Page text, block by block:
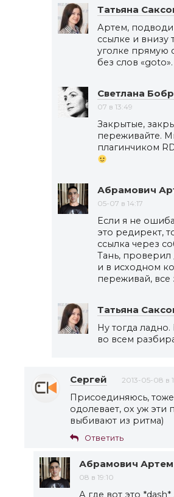
Татьяна
Артем,
ссылке и внизу
уголке прямую
без слов «goto».
Cветлана
07 в 13:49
Закрытые,
переживайте.
плагинчиком
Абрамович
05-07 в 14:17
Если я не
это редирект,
ссылка через
Тань, проверил
и в исходном
переживай, все
Татьяна
Ну тогда
во всем
Сергей 2013-05-08 в
Присоединяюсь,
одолевает, ох уж эти
выбивают из ритма)
Ответить
Абрамович Артем
08 в 19:10